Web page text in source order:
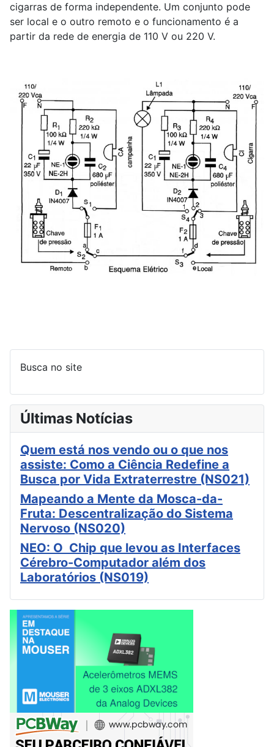
cigarras de forma independente. Um conjunto pode
ser local e o outro remoto e o funcionamento é a
partir da rede de energia de 110 V ou 220 V.
Busca no site
Últimas Notícias
Quem está nos vendo ou o que nos
assiste: Como a Ciência Redefine a
Busca por Vida Extraterrestre (NS021)
Mapeando a Mente da Mosca-da-
Fruta: Descentralização do Sistema
Nervoso (NS020)
NEO: O Chip que levou as Interfaces
Cérebro-Computador além dos
Laboratórios (NS019)